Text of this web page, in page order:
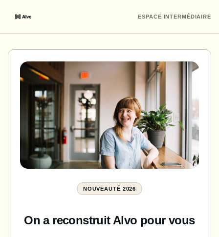
ESPACE INTERMÉDIAIRE
NOUVEAUTÉ 2026
On a reconstruit Alvo pour vous